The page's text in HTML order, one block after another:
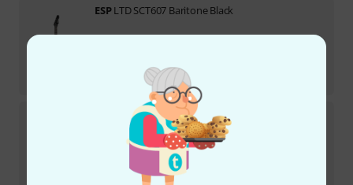
ESPLTD SCT607 Baritone Black
UVP: €
E-II Horizon FR-7 QM BTB
10
In 10–13 Wochen lieferbar
UVP:3.879